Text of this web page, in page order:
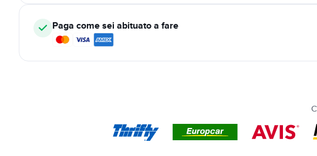
Paga come sei abituato a fare